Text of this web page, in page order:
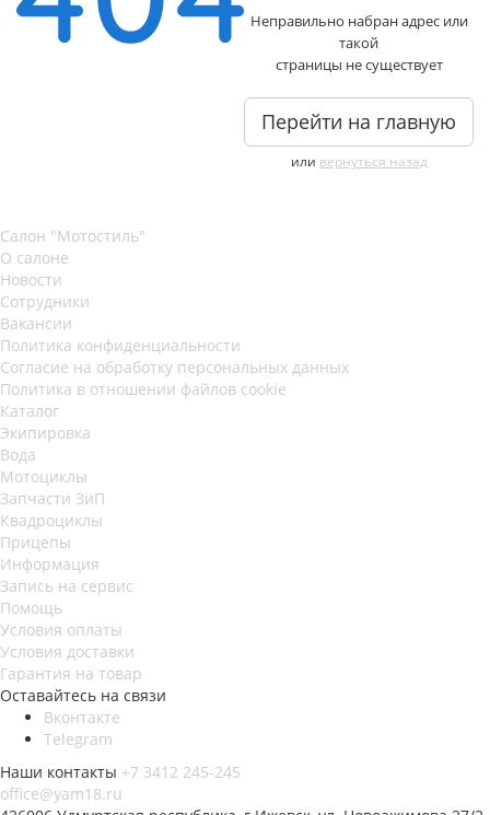
Неправильно набран адрес или
такой
страницы не существует
Перейти на главную
или вернуться назад
Салон "Мотостиль"
О салоне
Новости
Сотрудники
Вакансии
Политика конфиденциальности
Согласие на обработку персональных данных
Политика в отношении файлов cookie
Каталог
Экипировка
Вода
Мотоциклы
Запчасти ЗиП
Квадроциклы
Прицепы
Информация
Запись на сервис
Помощь
Условия оплаты
Условия доставки
Гарантия на товар
Оставайтесь на связи
Вконтакте
Telegram
Наши контакты +7 3412 245-245
office@yam18.ru